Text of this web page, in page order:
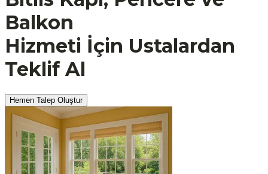
Balkon
Hizmeti İçin Ustalardan
Teklif Al
Hemen Talep Oluştur